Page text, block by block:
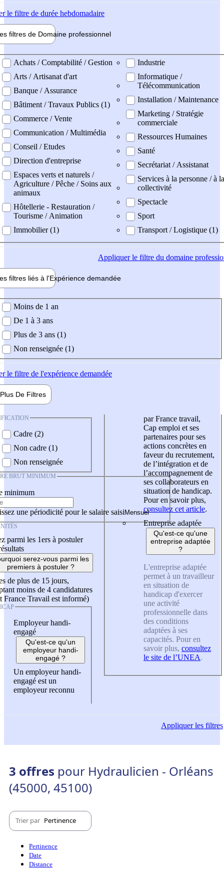
le filtre de durée hebdomadaire
filtres de Domaine professionnel
professionel
Achats / Comptabilité / Gestion
Arts / Artisanat d'art
Banque / Assurance
Bâtiment / Travaux Publics (1)
Commerce / Vente
Communication / Multimédia
Conseil / Etudes
Direction d'entreprise
Espaces verts et naturels /
Agriculture / Pêche / Soins aux
animaux
Hôtellerie - Restauration /
Tourisme / Animation
Immobilier (1)
Industrie
Informatique /
Télécommunication
Installation / Maintenance
Marketing / Stratégie
commerciale
Ressources Humaines
Santé
Secrétariat / Assistanat
Services à la personne / à la
collectivité
Spectacle
Sport
Transport / Logistique (1)
Appliquerle filtre du domaine
filtres liés à l'Expérience demandée
demandée
Moins de 1 an
De 1 à 3 ans
Plus de 3 ans (1)
Non renseignée (1)
le filtre de l'expérience demandée
Plus De Filtres
Cadre (2)
Non cadre (1)
Non renseignée
BRUT MINIMUM
minimum
une périodicité pour le salaire saisi
parmi les 1ers à postuler
serez-vous parmi les
premiers à postuler ?
de plus de 15 jours,
moins de 4 candidatures
France Travail est informé)
Employeur handi-
engagé
Qu'est-ce qu'un
employeur handi-
engagé ?
Un employeur handi-
engagé est un
employeur reconnu
par France travail,
Cap emploi et ses
partenaires pour ses
actions concrètes en
faveur du recrutement,
de l’intégration et de
l’accompagnement de
ses collaborateurs en
situation de handicap.
Pour en savoir plus,
consultez cet article.
Entreprise adaptée
Qu'est-ce qu'une
entreprise adaptée
?
L'entreprise adaptée
permet à un travailleur
en situation de
handicap d'exercer
une activité
professionnelle dans
des conditions
adaptées à ses
capacités. Pour en
savoir plus, consultez
le site de l’UNEA.
Appliquerles filtres
3 offres pour Hydraulicien - Orléans
(45000, 45100)
Trier par Pertinence
Pertinence
Date
Distance